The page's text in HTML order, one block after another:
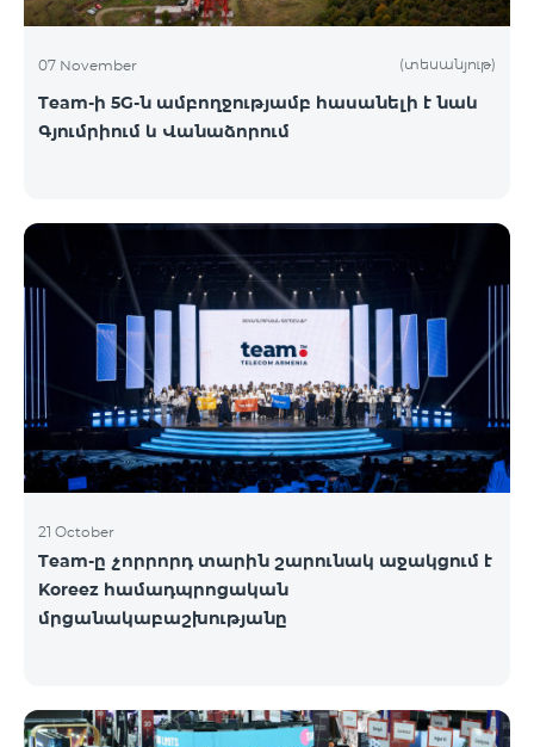
07 November (տեսանյութ)
Team-ի 5G-ն ամբողջությամբ հասանելի է նաև
Գյումրիում և Վանաձորում
21 October
Team-ը չորրորդ տարին շարունակ աջակցում է
Koreez համադպրոցական
մրցանակաբաշխությանը